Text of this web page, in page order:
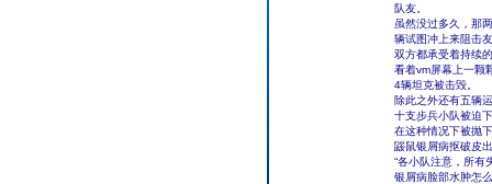
队友。
虽然没过多久，那
辆试图冲上来阻击
双方都承受着持续
看着vm屏幕上一颗
4辆坦克被击毁。
除此之外还有五辆
十支步兵小队被迫
在这种情况下被抛
鼹鼠银屑病抠破皮
“各小队注意，所
银屑病脸部水肿怎